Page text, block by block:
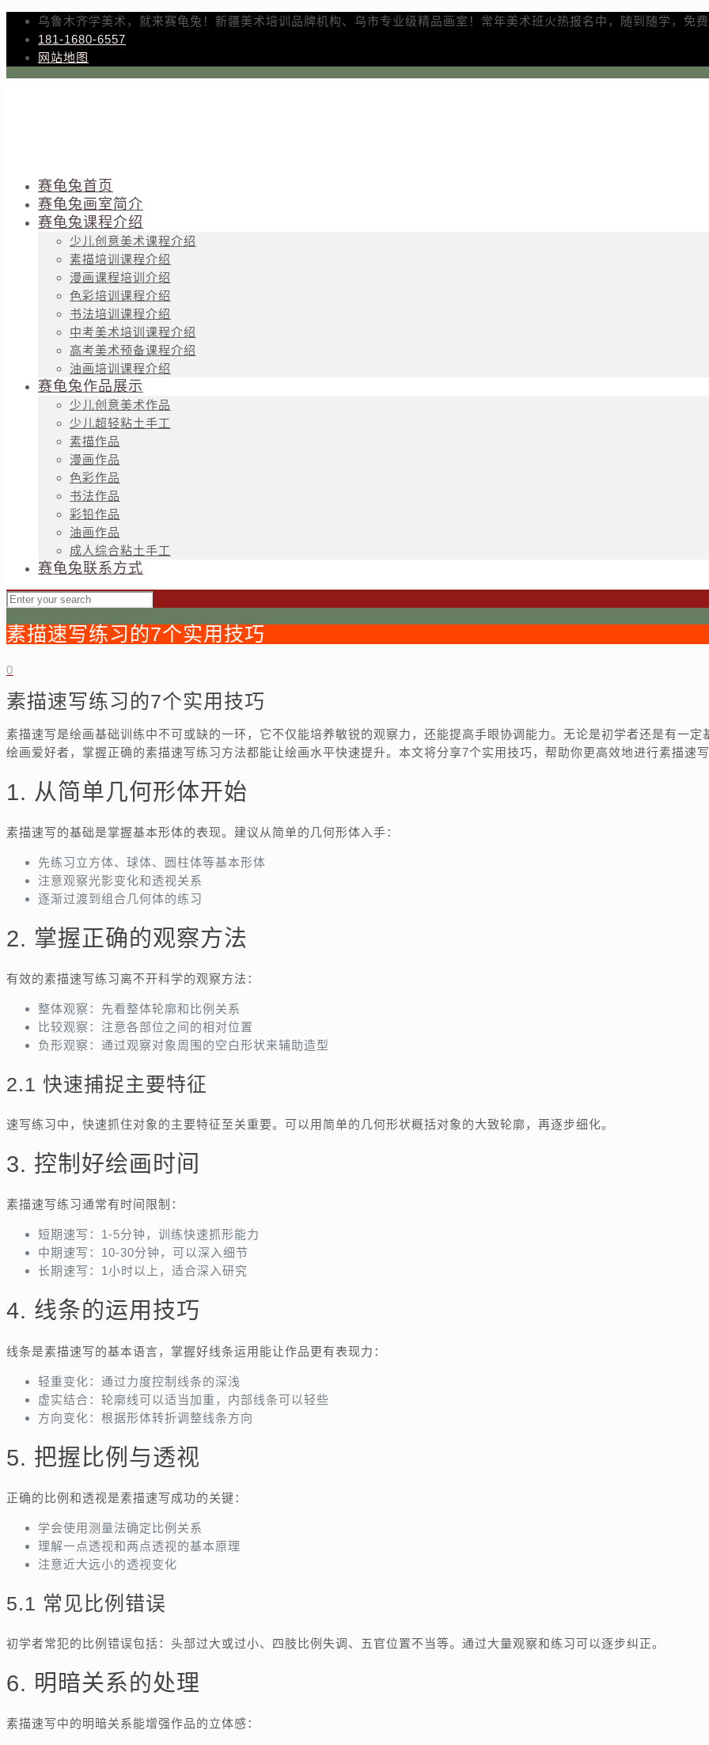
乌鲁木齐学美术，就来赛龟兔！新疆美术培训品牌机构、乌市专业级精品画室！常年美术班火热报名中，随到随学，免
181-1680-6557
网站地图
赛龟兔首页
赛龟兔画室简介
赛龟兔课程介绍
少儿创意美术课程介绍
素描培训课程介绍
漫画课程培训介绍
色彩培训课程介绍
书法培训课程介绍
中考美术培训课程介绍
高考美术预备课程介绍
油画培训课程介绍
赛龟兔作品展示
少儿创意美术作品
少儿超轻粘土手工
素描作品
漫画作品
色彩作品
书法作品
彩铅作品
油画作品
成人综合粘土手工
赛龟兔联系方式
素描速写练习的7个实用技巧
0
素描速写练习的7个实用技巧
素描速写是绘画基础训练中不可或缺的一环，它不仅能培养敏锐的观察力，还能提高手眼协调能力。无论是初学者还是有一定
绘画爱好者，掌握正确的素描速写练习方法都能让绘画水平快速提升。本文将分享7个实用技巧，帮助你更高效地进行素描速
1. 从简单几何形体开始
素描速写的基础是掌握基本形体的表现。建议从简单的几何形体入手：
先练习立方体、球体、圆柱体等基本形体
注意观察光影变化和透视关系
逐渐过渡到组合几何体的练习
2. 掌握正确的观察方法
有效的素描速写练习离不开科学的观察方法：
整体观察：先看整体轮廓和比例关系
比较观察：注意各部位之间的相对位置
负形观察：通过观察对象周围的空白形状来辅助造型
2.1 快速捕捉主要特征
速写练习中，快速抓住对象的主要特征至关重要。可以用简单的几何形状概括对象的大致轮廓，再逐步细化。
3. 控制好绘画时间
素描速写练习通常有时间限制：
短期速写：1-5分钟，训练快速抓形能力
中期速写：10-30分钟，可以深入细节
长期速写：1小时以上，适合深入研究
4. 线条的运用技巧
线条是素描速写的基本语言，掌握好线条运用能让作品更有表现力：
轻重变化：通过力度控制线条的深浅
虚实结合：轮廓线可以适当加重，内部线条可以轻些
方向变化：根据形体转折调整线条方向
5. 把握比例与透视
正确的比例和透视是素描速写成功的关键：
学会使用测量法确定比例关系
理解一点透视和两点透视的基本原理
注意近大远小的透视变化
5.1 常见比例错误
初学者常犯的比例错误包括：头部过大或过小、四肢比例失调、五官位置不当等。通过大量观察和练习可以逐步纠正。
6. 明暗关系的处理
素描速写中的明暗关系能增强作品的立体感：